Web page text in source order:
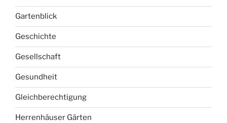
Gartenblick
Geschichte
Gesellschaft
Gesundheit
Gleichberechtigung
Herrenhäuser Gärten